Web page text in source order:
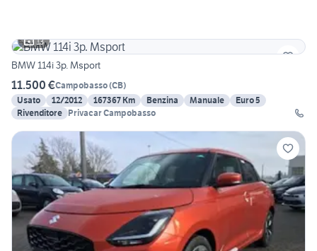
13
BMW 114i 3p. Msport
11.500 €Campobasso(CB)
Usato
12/2012 167367 Km Benzina Manuale
Euro 5
Rivenditore Privacar Campobasso